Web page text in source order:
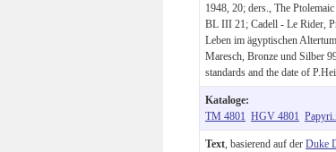
1948, 20; ders., The
BL III 21; Cadell - Le Rider,
Leben im ägyptischen
Maresch, Bronze und Silber
standards and the date of
Kataloge:
TM 4801 HGV 4801
Text , basierend auf der Duke